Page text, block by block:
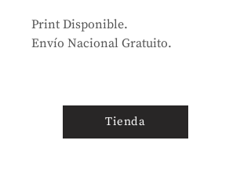
Print Disponible.
Envío Nacional Gratuito.
Tienda